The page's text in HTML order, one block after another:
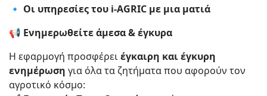
🔹 Οι υπηρεσίες του i-AGRIC με μια ματιά
📢 Ενημερωθείτε άμεσα & έγκυρα
Η εφαρμογή προσφέρειέγκαιρη και έγκυρη
ενημέρωση για όλα τα ζητήματα που αφορούν τον
αγροτικό κόσμο: